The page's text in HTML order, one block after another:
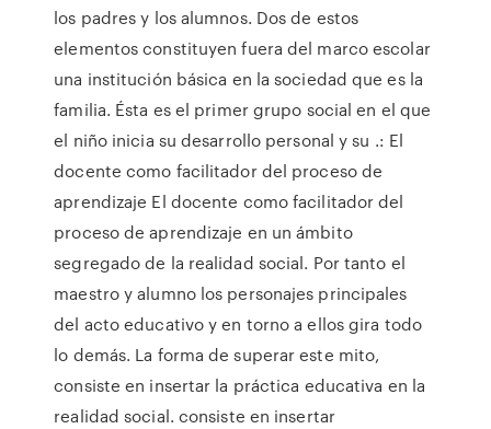
los padres y los alumnos. Dos de estos
elementos constituyen fuera del marco escolar
una institución básica en la sociedad que es la
familia. Ésta es el primer grupo social en el que
el niño inicia su desarrollo personal y su .: El
docente como facilitador del proceso de
aprendizaje El docente como facilitador del
proceso de aprendizaje en un ámbito
segregado de la realidad social. Por tanto el
maestro y alumno los personajes principales
del acto educativo y en torno a ellos gira todo
lo demás. La forma de superar este mito,
consiste en insertar la práctica educativa en la
realidad social. consiste en insertar